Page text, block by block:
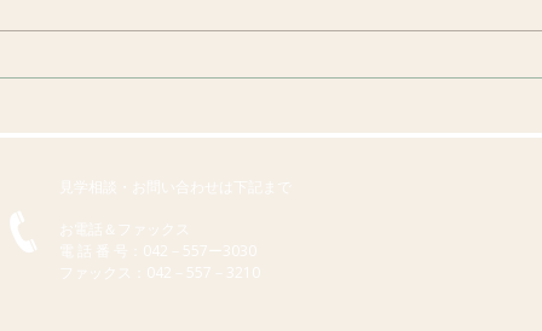
見学相談・お問い合わせは下記まで
お電話＆ファックス
​電 話 番 号：042－557ー3030
ファックス：042－557－3210